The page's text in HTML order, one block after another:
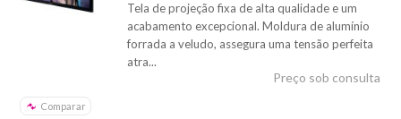
Tela de projeção fixa de alta qualidade e um
acabamento excepcional. Moldura de alumínio
forrada a veludo, assegura uma tensão perfeita
atra...
Comparar
Preço sob consulta